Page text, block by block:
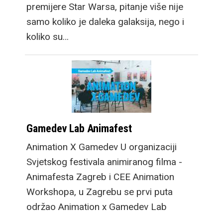
premijere Star Warsa, pitanje više nije
samo koliko je daleka galaksija, nego i
koliko su…
Gamedev Lab Animafest
Animation X Gamedev U organizaciji
Svjetskog festivala animiranog filma -
Animafesta Zagreb i CEE Animation
Workshopa, u Zagrebu se prvi puta
održao Animation x Gamedev Lab